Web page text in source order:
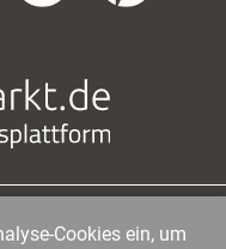
Endenicher Str. 41
|
Cookies ein, um